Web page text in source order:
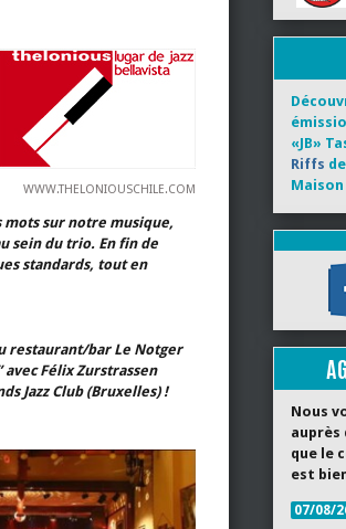
WWW.THELONIOUSCHILE.COM
sur notre musique,
sein du trio. En fin de
standards, tout en
restaurant/bar Le Notger
Félix Zurstrassen
Jazz Club (Bruxelles) !
«JB»
Riffs
Maison
Nous
auprès
que le
est
07/08/